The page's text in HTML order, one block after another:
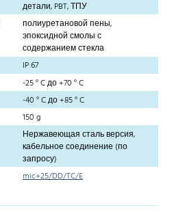
детали, PBT, ТПУ
полиуретановой пены,
эпоксидной смолы с
содержанием стекла
IP 67
-25 ° C до +70 ° C
-40 ° C до +85 ° C
150 g
Нержавеющая сталь версия,
кабельное соединение (по
запросу)
mic+25/DD/TC/E